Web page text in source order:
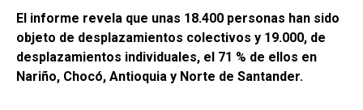
El informe revela que unas 18.400 personas han sido
objeto de desplazamientos colectivos y 19.000, de
desplazamientos individuales, el 71 % de ellos en
Nariño, Chocó, Antioquia y Norte de Santander.